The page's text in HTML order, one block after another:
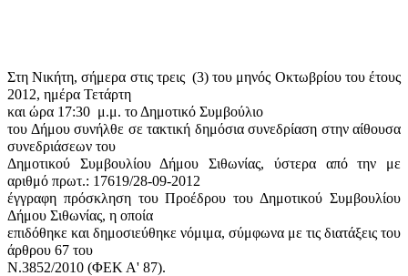
Στη Νικήτη, σήμερα στις τρεις (3) του μηνός Οκτωβρίου του έτους
2012, ημέρα Τετάρτη
και ώρα 17:30 μ.μ. το Δημοτικό Συμβούλιο
του Δήμου συνήλθε σε τακτική δημόσια συνεδρίαση στην αίθουσα
συνεδριάσεων του
Δημοτικού Συμβουλίου Δήμου Σιθωνίας, ύστερα από την με
αριθμό πρωτ.: 17619/28-09-2012
έγγραφη πρόσκληση του Προέδρου του Δημοτικού Συμβουλίου
Δήμου Σιθωνίας, η οποία
επιδόθηκε και δημοσιεύθηκε νόμιμα, σύμφωνα με τις διατάξεις του
άρθρου 67 του
Ν.3852/2010 (ΦΕΚ Α' 87).